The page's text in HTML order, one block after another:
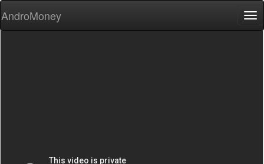
AndroMoney